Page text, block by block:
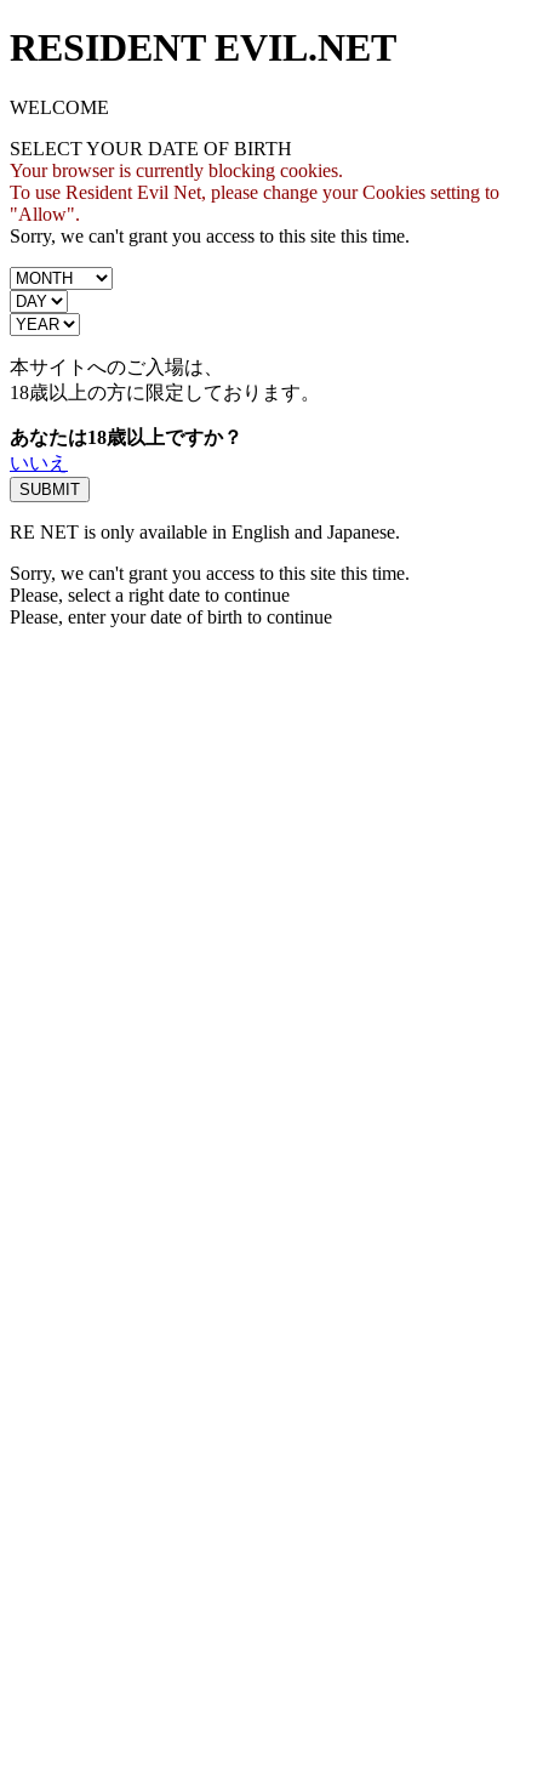
RESIDENT EVIL.NET
WELCOME
SELECT YOUR DATE OF BIRTH
Your browser is currently blocking cookies.
To use Resident Evil Net, please change your Cookies setting to
"Allow".
Sorry, we can't grant you access to this site this time.
本サイトへのご入場は、
18歳以上の方に限定しております。
あなたは18歳以上ですか？
いいえ
RE NET is only available in English and Japanese.
Sorry, we can't grant you access to this site this time.
Please, select a right date to continue
Please, enter your date of birth to continue